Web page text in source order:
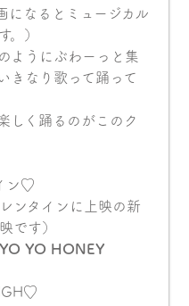
になるとミュージカル
。）
ようにぶわーっと集
きなり歌って踊って
しく踊るのがこのク
ン♡
ンタインに上映の新
です）
YO YO HONEY